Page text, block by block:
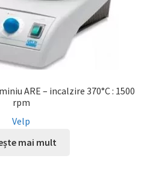
ARE – incalzire 370°C : 1500
rpm
Velp
mai mult